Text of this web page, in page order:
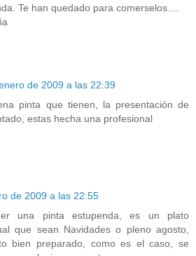
Te han quedado para comerselos....
de 2009 a las 22:39
pinta que tienen, la presentación de
estas hecha una profesional
de 2009 a las 22:55
una pinta estupenda, es un plato
que sean Navidades o pleno agosto,
bien preparado, como es el caso, se